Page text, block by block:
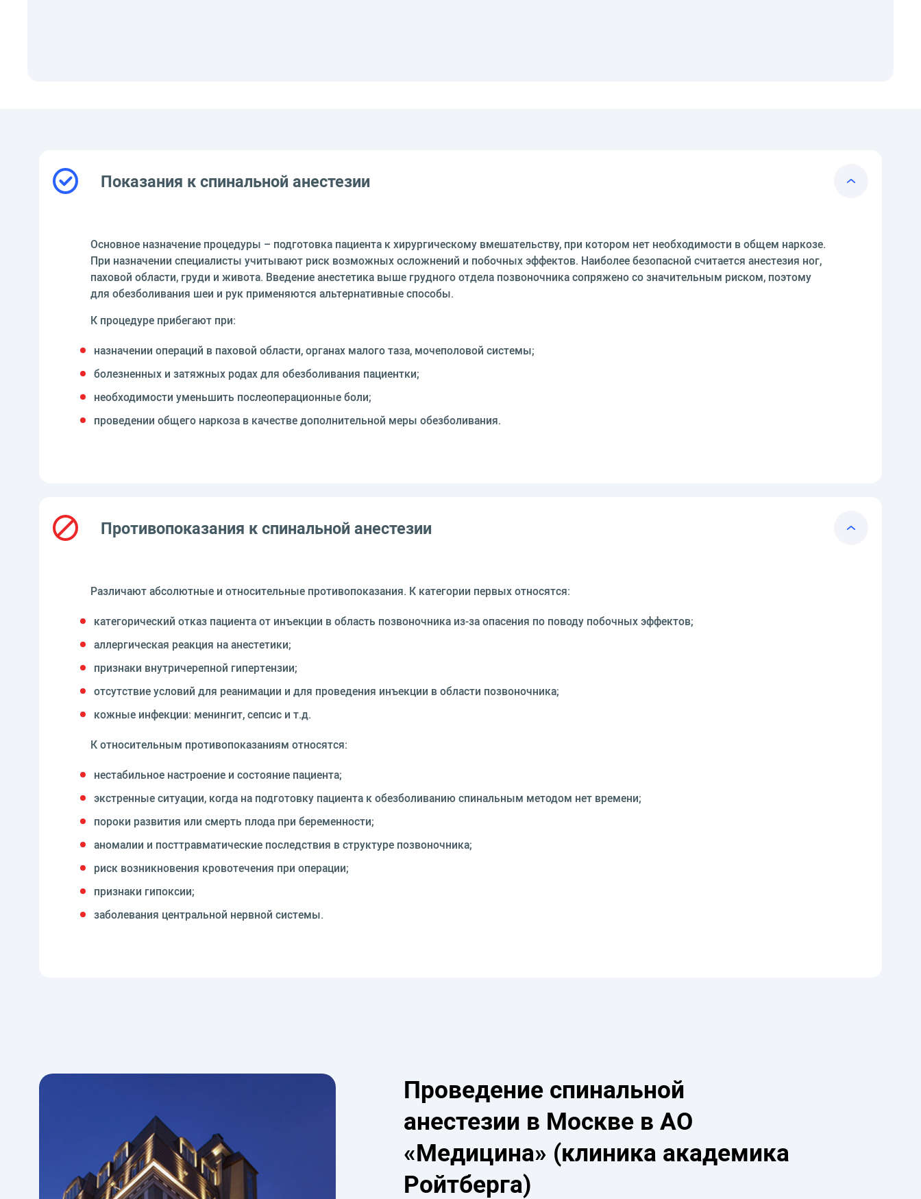
Показания к спинальной анестезии
Основное назначение процедуры – подготовка пациента к хирургическому вмешательству, при котором нет необходимости в общем наркозе.
При назначении специалисты учитывают риск возможных осложнений и побочных эффектов. Наиболее безопасной считается анестезия ног,
паховой области, груди и живота. Введение анестетика выше грудного отдела позвоночника сопряжено со значительным риском, поэтому
для обезболивания шеи и рук применяются альтернативные способы.
К процедуре прибегают при:
назначении операций в паховой области, органах малого таза, мочеполовой системы;
болезненных и затяжных родах для обезболивания пациентки;
необходимости уменьшить послеоперационные боли;
проведении общего наркоза в качестве дополнительной меры обезболивания.
Противопоказания к спинальной анестезии
Различают абсолютные и относительные противопоказания. К категории первых относятся:
категорический отказ пациента от инъекции в область позвоночника из-за опасения по поводу побочных эффектов;
аллергическая реакция на анестетики;
признаки внутричерепной гипертензии;
отсутствие условий для реанимации и для проведения инъекции в области позвоночника;
кожные инфекции: менингит, сепсис и т.д.
К относительным противопоказаниям относятся:
нестабильное настроение и состояние пациента;
экстренные ситуации, когда на подготовку пациента к обезболиванию спинальным методом нет времени;
пороки развития или смерть плода при беременности;
аномалии и посттравматические последствия в структуре позвоночника;
риск возникновения кровотечения при операции;
признаки гипоксии;
заболевания центральной нервной системы.
Проведение спинальной
анестезии в Москве в АО
«Медицина» (клиника академика
Ройтберга)